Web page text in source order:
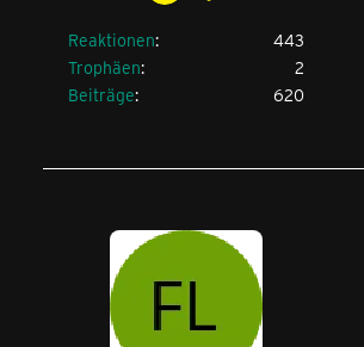
Reaktionen
443
Trophäen
2
Beiträge
620